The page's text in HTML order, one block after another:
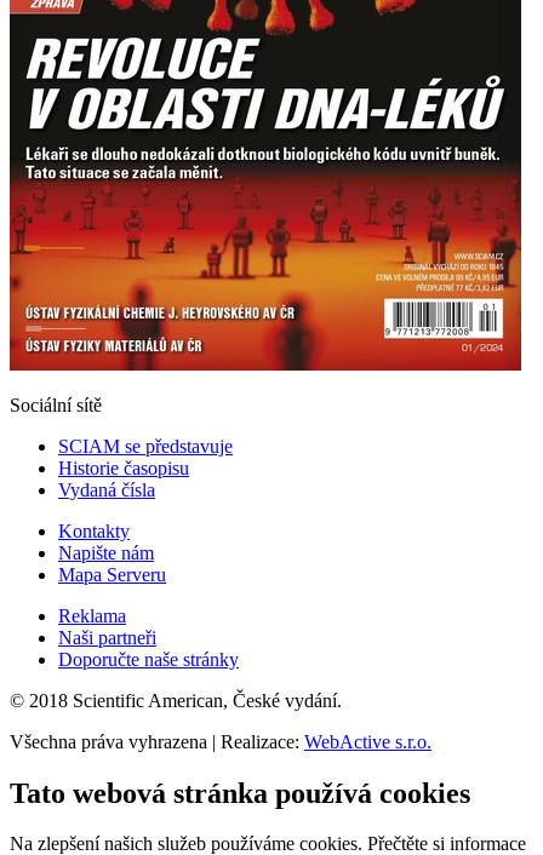
Sociální sítě
SCIAM se představuje
Historie časopisu
Vydaná čísla
Kontakty
Napište nám
Mapa Serveru
Reklama
Naši partneři
Doporučte naše stránky
© 2018 Scientific American, České vydání.
Všechna práva vyhrazena | Realizace: WebActive s.r.o.
Tato webová stránka používá cookies
Na zlepšení našich služeb používáme cookies. Přečtěte si informace